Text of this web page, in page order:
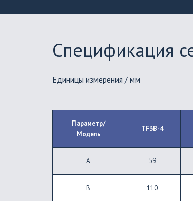
Спецификация
Единицы измерения / мм
Параметр/
Модель
TF3B-4
A 59
B 110